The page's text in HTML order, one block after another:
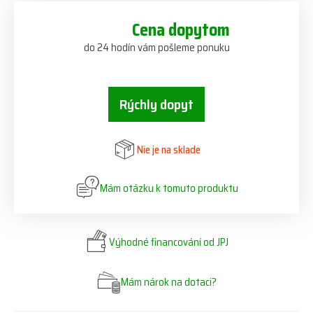
Cena dopytom
do 24 hodín vám pošleme ponuku
Rýchly dopyt
Nie je na sklade
Mám otázku k tomuto produktu
Výhodné financování od JPJ
Mám nárok na dotaci?